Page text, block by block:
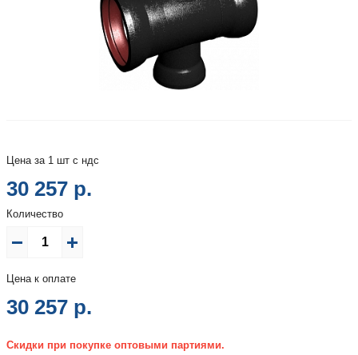
Цена за 1 шт с ндс
30 257 р.
Количество
Цена к оплате
30 257 р.
Скидки при покупке оптовыми партиями.